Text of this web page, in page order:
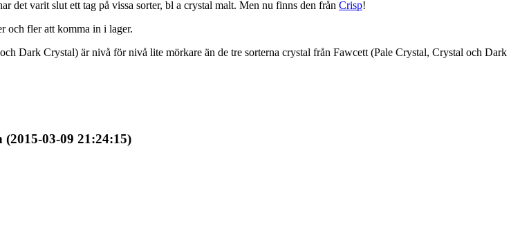
det varit slut ett tag på vissa sorter, bl a crystal malt. Men nu finns den från Crisp!
och fler att komma in i lager.
Dark Crystal) är nivå för nivå lite mörkare än de tre sorterna crystal från Fawcett (Pale Crystal, Crystal och Dark
(2015-03-09 21:24:15)